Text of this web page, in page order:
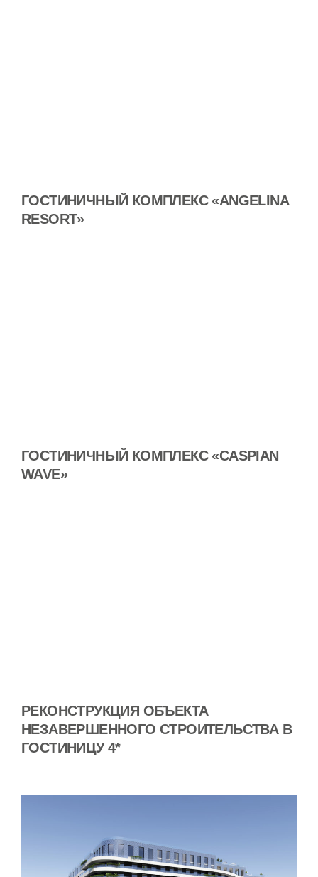
ГОСТИНИЧНЫЙ КОМПЛЕКС «ANGELINA
RESORT»
ГОСТИНИЧНЫЙ КОМПЛЕКС «CASPIAN
WAVE»
РЕКОНСТРУКЦИЯ ОБЪЕКТА
НЕЗАВЕРШЕННОГО СТРОИТЕЛЬСТВА В
ГОСТИНИЦУ 4*